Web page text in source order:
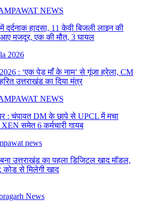
दर्दनाक हादसा, 11 केवी बिजली लाइन की
मजदूर, एक की मौत, 3 घायल
: ‘एक पेड़ माँ के नाम’ से गूंजा हरेला, CM
उत्तराखंड का दिया मंत्र
: चंपावत DM के छापे से UPCL में मचा
समेत 6 कर्मचारी गायब
उत्तराखंड का पहला डिजिटल खाद मॉडल,
कोड से मिलेगी खाद